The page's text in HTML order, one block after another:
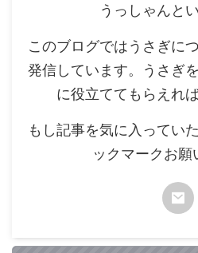
うっしゃんと
このブログではうさぎに
発信しています。うさぎ
に役立ててもらえれ
もし記事を気に入ってい
ックマークお願